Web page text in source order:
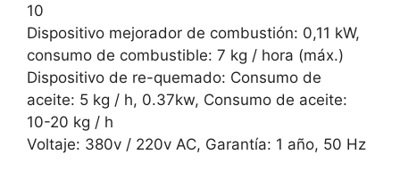
10
Dispositivo mejorador de combustión: 0,11 kW,
consumo de combustible: 7 kg / hora (máx.)
Dispositivo de re-quemado: Consumo de
aceite: 5 kg / h, 0.37kw, Consumo de aceite:
10-20 kg / h
Voltaje: 380v / 220v AC, Garantía: 1 año, 50 Hz